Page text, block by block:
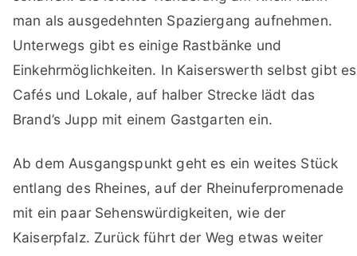
man als ausgedehnten Spaziergang aufnehmen.
Unterwegs gibt es einige Rastbänke und
Einkehrmöglichkeiten. In Kaiserswerth selbst gibt es
Cafés und Lokale, auf halber Strecke lädt das
Brand’s Jupp mit einem Gastgarten ein.
Ab dem Ausgangspunkt geht es ein weites Stück
entlang des Rheines, auf der Rheinuferpromenade
mit ein paar Sehenswürdigkeiten, wie der
Kaiserpfalz. Zurück führt der Weg etwas weiter